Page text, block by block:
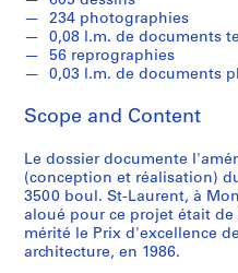
c
r
o
q
i
,
1
9
8
2
234 photographies
0,08 l.m. de documents
56 reprographies
0,03 l.m. de documents
Scope and Content
Le dossier documente
(conception et réalisation)
3500 boul. St-Laurent, à
aloué pour ce projet était
mérité le Prix d'excellence
architecture, en 1986.